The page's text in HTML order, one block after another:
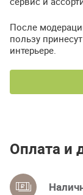
После
пользу
интерьере.
Оплата и